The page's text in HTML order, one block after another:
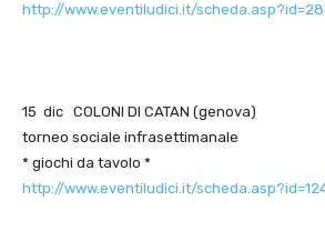
http://www.eventiludici.it/
15 dic COLONI DI CATAN (genova)
torneo sociale infrasettimanale
* giochi da tavolo *
http://www.eventiludici.it/